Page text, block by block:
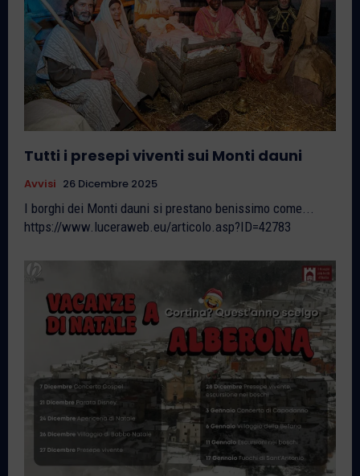
Tutti i presepi viventi sui Monti dauni
Avvisi 26 Dicembre 2025
I borghi dei Monti dauni si prestano benissimo come...
https://www.luceraweb.eu/articolo.asp?ID=42783